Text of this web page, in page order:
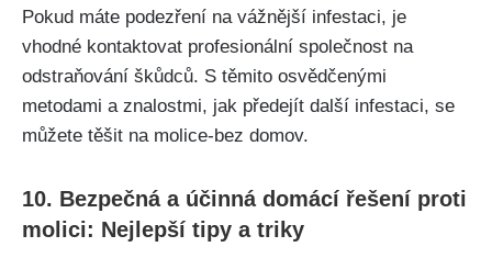
Pokud máte podezření na vážnější infestaci, je
vhodné⁢ kontaktovat profesionální společnost na
odstraňování škůdců. ​S těmito osvědčenými
metodami a znalostmi, jak předejít další infestaci, se
můžete těšit na molice-bez domov.
10. Bezpečná a účinná domácí řešení ⁢proti
molici: Nejlepší tipy​ a‍ triky